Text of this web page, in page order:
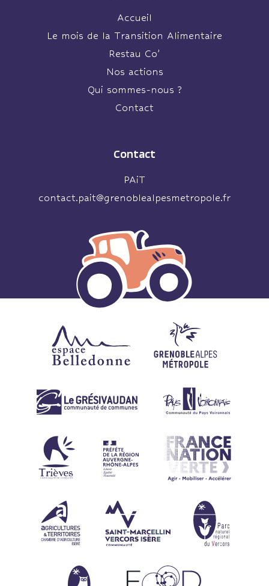
Accueil
Le mois de la Transition Alimentaire
Restau Co’
Nos actions
Qui sommes-nous ?
Contact
Contact
PAiT
contact.pait@grenoblealpesmetropole.fr